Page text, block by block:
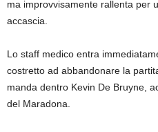
ma improvvisamente rallenta per
accascia.
Lo staff medico entra
costretto ad abbandonare la
manda dentro Kevin De Bruyne,
del Maradona.